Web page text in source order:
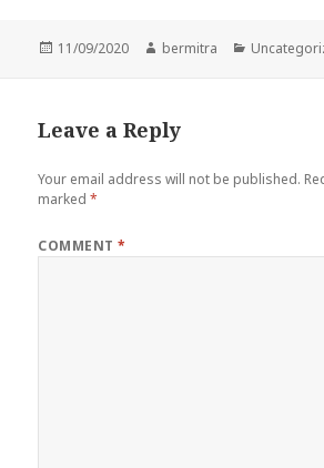
Posted
11/09/2020 Author
bermitra Categories
Leave a Reply
Your email address will not be published.
marked*
COMMENT*